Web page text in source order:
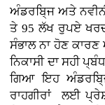
ਅੰਡਰਬਿ੍ਜ ਅਤੇ
ਤੇ 95 ਲੱਖ ਰੁਪਏ
ਸੰਭਾਲ ਨਾ ਹੋਣ
ਨਿਕਾਸੀ ਦਾ ਸਹੀ
ਗਿਆ ਇਹ
ਰਾਹਗੀਰਾਂ ਲਈ